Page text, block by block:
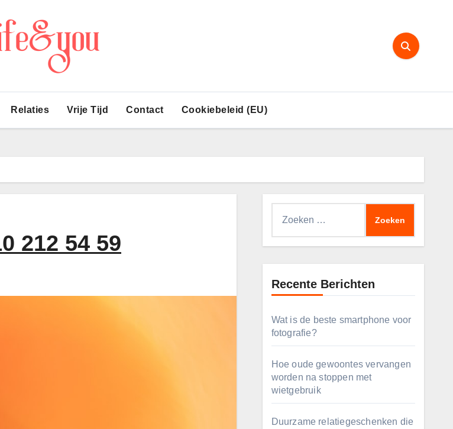
Relaties Vrije Tijd Contact Cookiebeleid (EU)
212 54 59
Recente Berichten
Wat is de beste smartphone voor
fotografie?
Hoe oude gewoontes vervangen
worden na stoppen met
wietgebruik
Duurzame relatiegeschenken die